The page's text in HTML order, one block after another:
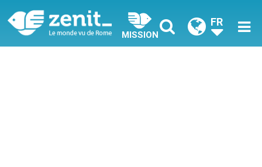
MISSION
FR